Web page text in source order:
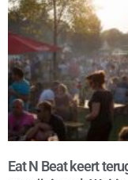
Eat N Beat keert